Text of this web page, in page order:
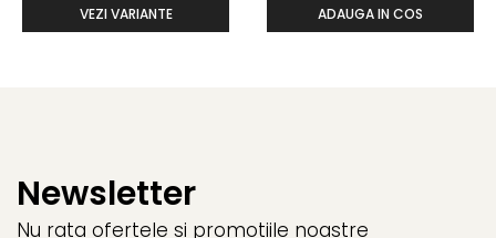
VEZI VARIANTE ADAUGA IN COS
Newsletter
Nu rata ofertele si promotiile noastre